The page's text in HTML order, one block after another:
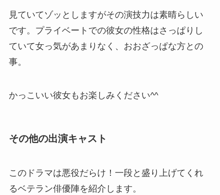
見ていてゾッとしますがその演技力は素晴らしい
です。プライベートでの彼女の性格はさっぱりし
ていて女っ気があまりなく、おおざっぱな方との
事。
かっこいい彼女もお楽しみください^^
その他の出演キャスト
このドラマは悪役だらけ！一段と盛り上げてくれ
るベテラン俳優陣を紹介します。